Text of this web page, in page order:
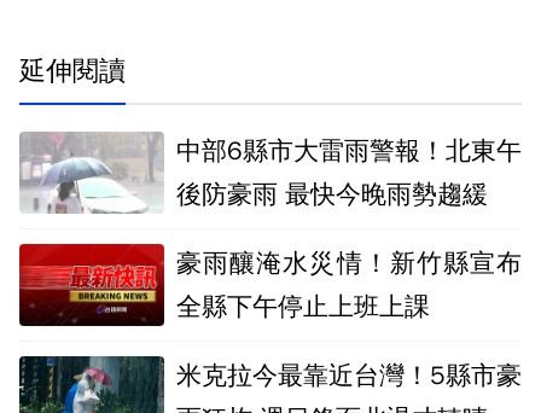
延伸閱讀
中部6縣市大雷雨警報！北東午
後防豪雨 最快今晚雨勢趨緩
豪雨釀淹水災情！新竹縣宣布
全縣下午停止上班上課
米克拉今最靠近台灣！5縣市豪